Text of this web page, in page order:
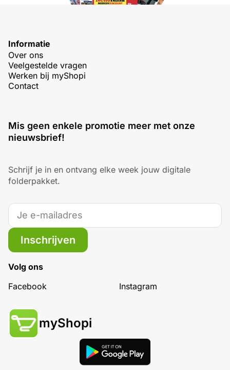
Informatie
Over ons
Veelgestelde vragen
Werken bij myShopi
Contact
Mis geen enkele promotie meer met onze
nieuwsbrief!
Schrijf je in en ontvang elke week jouw digitale
folderpakket.
Inschrijven
Volg ons
Facebook
Instagram
myShopi